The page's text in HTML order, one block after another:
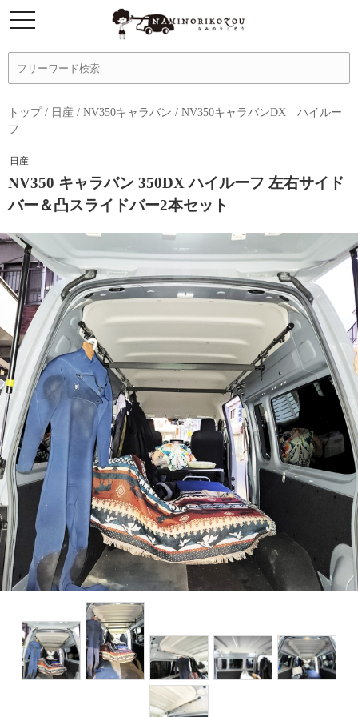
トップ/ 日産 / NV350キャラバン / NV350キャラバンDX ハイルー
フ
日産
NV350 キャラバン 350DX ハイルーフ 左右サイド
バー＆凸スライドバー2本セット